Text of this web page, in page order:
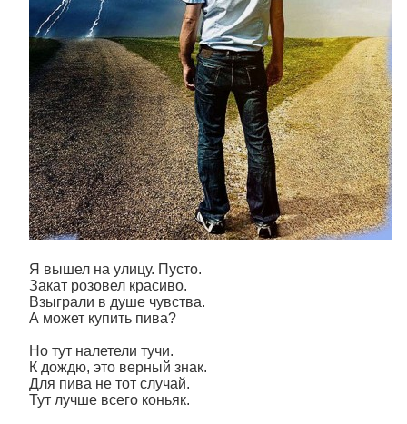
Я вышел на улицу. Пусто.
Закат розовел красиво.
Взыграли в душе чувства.
А может купить пива?
Но тут налетели тучи.
К дождю, это верный знак.
Для пива не тот случай.
Тут лучше всего коньяк.